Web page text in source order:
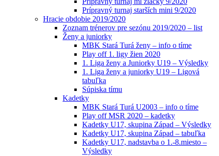
Prípravný turnaj starších mini 9/2020
Hracie obdobie 2019/2020
Zoznam trénerov pre sezónu 2019/2020 – list
Ženy a juniorky
MBK Stará Turá ženy – info o tíme
Play off 1. ligy žien 2020
1. Liga ženy a Juniorky U19 – Výsledky
1. Liga ženy a juniorky U19 – Ligová
tabuľka
Súpiska tímu
Kadetky
MBK Stará Turá U2003 – info o tíme
Play off MSR 2020 – kadetky
Kadetky U17, skupina Západ – Výsledky
Kadetky U17, skupina Západ – tabuľka
Kadetky U17, nadstavba o 1.-8.miesto –
Výsledky